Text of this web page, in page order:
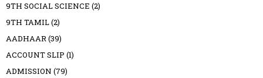
9TH SOCIAL SCIENCE (2)
9TH TAMIL(2)
AADHAAR(39)
ACCOUNT SLIP (1)
ADMISSION (79)